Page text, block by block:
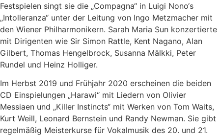
Festspielen singt sie die „Compagna“ in Luigi Nono‘s
„Intolleranza“ unter der Leitung von Ingo Metzmacher mit
den Wiener Philharmonikern. Sarah Maria Sun konzertierte
mit Dirigenten wie Sir Simon Rattle, Kent Nagano, Alan
Gilbert, Thomas Hengelbrock, Susanna Mälkki, Peter
Rundel und Heinz Holliger.
Im Herbst 2019 und Frühjahr 2020 erscheinen die beiden
CD Einspielungen „Harawi“ mit Liedern von Olivier
Messiaen und „Killer Instincts“ mit Werken von Tom Waits,
Kurt Weill, Leonard Bernstein und Randy Newman. Sie gibt
regelmäßig Meisterkurse für Vokalmusik des 20. und 21.